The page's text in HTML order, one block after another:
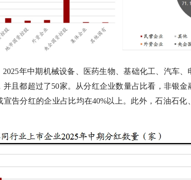
2025年中期机械设备、医药生物、基础化工、汽车
并且都超过了50家。从分红企业数量占比看，非银
告分红的企业占比均在40%以上。此外，石油石